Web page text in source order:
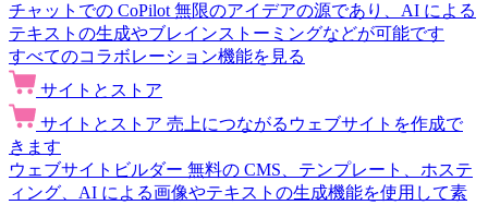
チャットでの CoPilot 無限のアイデアの源であり、AI による
テキストの生成やブレインストーミングなどが可能です
すべてのコラボレーション機能を見る
サイトとストア
サイトとストア 売上につながるウェブサイトを作成で
きます
ウェブサイトビルダー 無料の CMS、テンプレート、ホステ
ィング、AI による画像やテキストの生成機能を使用して素